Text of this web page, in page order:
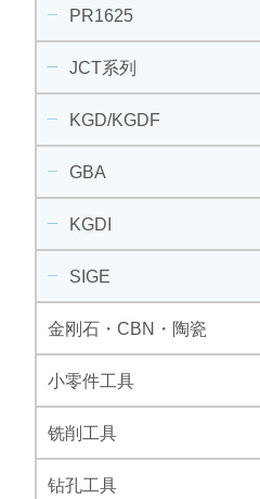
PR1625
JCT系列
KGD/KGDF
GBA
KGDI
SIGE
金刚石・CBN・陶瓷
小零件工具
铣削工具
钻孔工具